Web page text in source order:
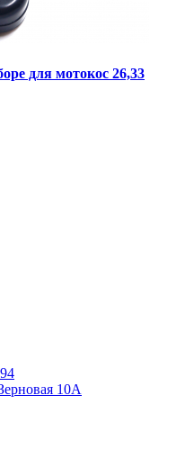
для мотокос 26,33
10А